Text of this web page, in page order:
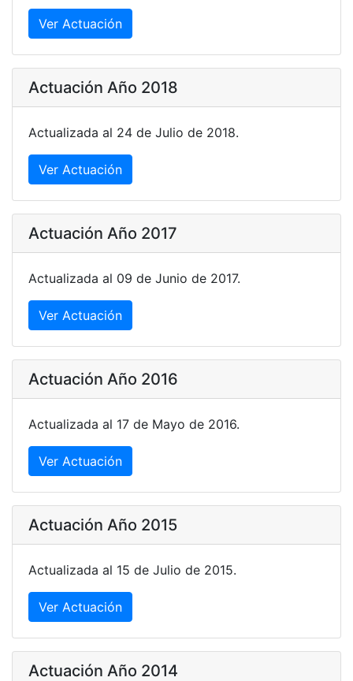
Ver Actuación
Actuación Año 2018
Actualizada al 24 de Julio de 2018.
Ver Actuación
Actuación Año 2017
Actualizada al 09 de Junio de 2017.
Ver Actuación
Actuación Año 2016
Actualizada al 17 de Mayo de 2016.
Ver Actuación
Actuación Año 2015
Actualizada al 15 de Julio de 2015.
Ver Actuación
Actuación Año 2014